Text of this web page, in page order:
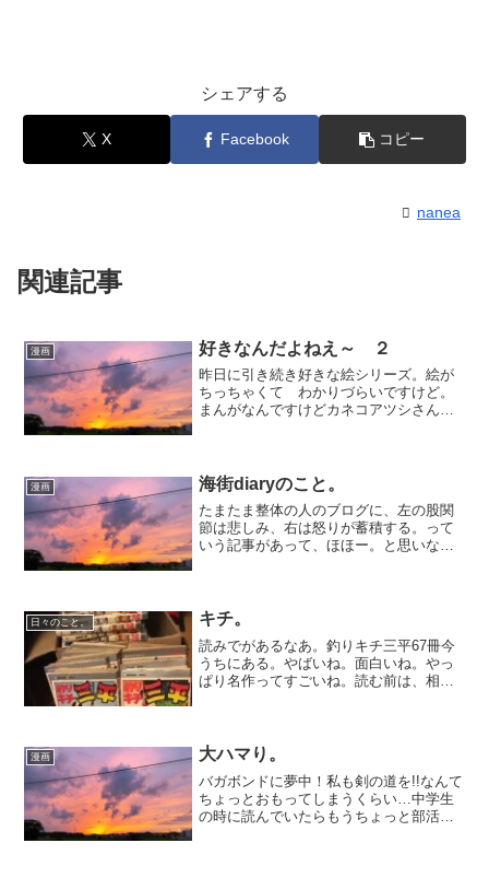
シェアする
X Facebook コピー
nanea
関連記事
漫画 好きなんだよねえ～ ２
昨日に引き続き好きな絵シリーズ。絵が
ちっちゃくて わかりづらいですけど。
まんがなんですけどカネコアツシさんの
けど。高校くらいのときは...
漫画 海街diaryのこと。
たまたま整体の人のブログに、左の股関
節は悲しみ、右は怒りが蓄積する。って
いう記事があって、ほほー。と思いなが
しても読みたくなっ...
日々のこと。 キチ。
読みでがあるなあ。釣りキチ三平67冊今
うちにある。やばいね。面白いね。やっ
ぱり名作ってすごいね。読む前は、相方
たい。出てくる人たちが...
漫画 大ハマり。
バガボンドに夢中！私も剣の道を!!なんて
ちょっとおもってしまうくらい…中学生
の時に読んでいたらもうちょっと部活頑